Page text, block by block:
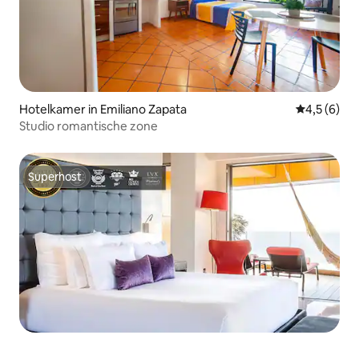
Hotelkamer in Emiliano Zapata
4,5 (6)
Studio romantische zone
Superhost
Superhost